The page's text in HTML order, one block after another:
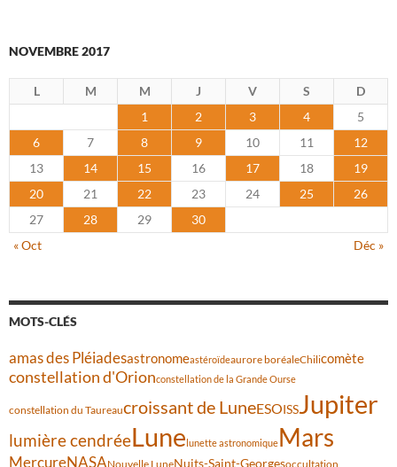
NOVEMBRE 2017
L M M J V S
D
1
2 3 4
5
6
7 8 9 10 11
12
13
14 15 16 17 18
19
20
21 22 23 24 25
26
27
28 29
30
« Oct
Déc »
MOTS-CLÉS
amas des Pléiadesastronomeastéroïdeaurore boréaleChilicomète
constellation d'Orionconstellation de la Grande Ourse
constellation du Taureaucroissant de LuneESOISSJupiter
lumière cendréeLunelunette astronomiqueMars
MercureNASANouvelle LuneNuits-Saint-Georgesoccultation